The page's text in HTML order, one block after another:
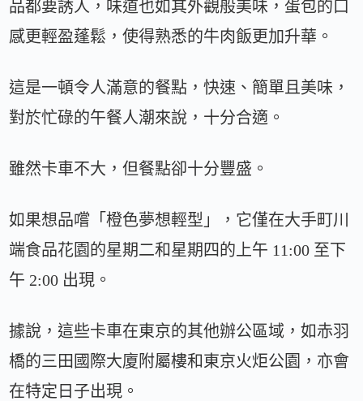
品都要誘人，味道也如其外觀般美味，蛋包的口
感更輕盈蓬鬆，使得熟悉的牛肉飯更加升華。
這是一頓令人滿意的餐點，快速、簡單且美味，
對於忙碌的午餐人潮來說，十分合適。
雖然卡車不大，但餐點卻十分豐盛。
如果想品嚐「橙色夢想輕型」，它僅在大手町川
端食品花園的星期二和星期四的上午 11:00 至下
午 2:00 出現。
據說，這些卡車在東京的其他辦公區域，如赤羽
橋的三田國際大廈附屬樓和東京火炬公園，亦會
在特定日子出現。